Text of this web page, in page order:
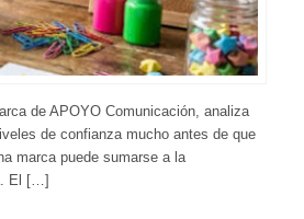
de APOYO Comunicación, analiza
de confianza mucho antes de que
marca puede sumarse a la
El […]